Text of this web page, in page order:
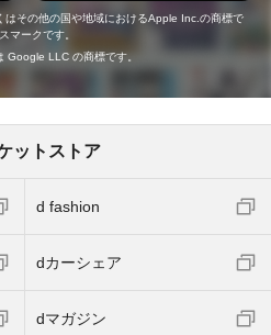
その他の国や地域におけるApple Inc.の商標で
マークです。
LLC の商標です。
ットストア
d fashion
dカーシェア
dマガジン